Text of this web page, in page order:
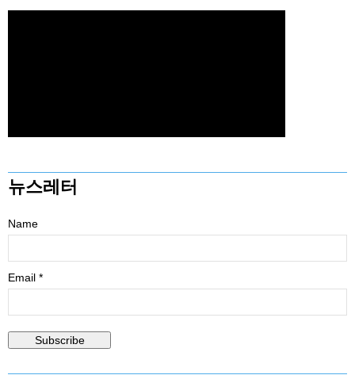
뉴스레터
Name
Email *